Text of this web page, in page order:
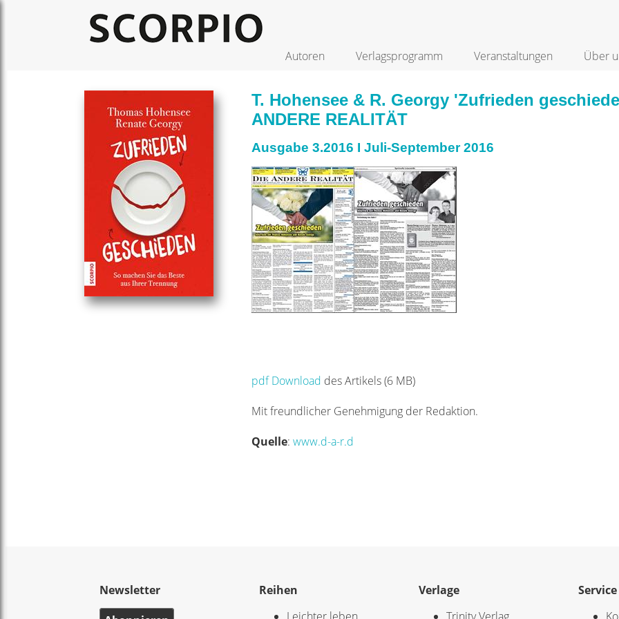
Autoren Verlagsprogramm Veranstaltungen Über
T. Hohensee & R. Georgy 'Zufrieden
ANDERE REALITÄT
Ausgabe 3.2016 I Juli-September 2016
pdf Download des Artikels (6 MB)
Mit freundlicher Genehmigung der Redaktion.
Quelle: www.d-a-r.d
Newsletter
Reihen
Verlage
Service